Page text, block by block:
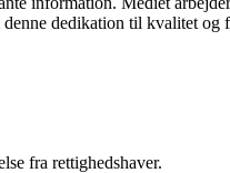
dedikation til kvalitet
fra rettighedshaver.